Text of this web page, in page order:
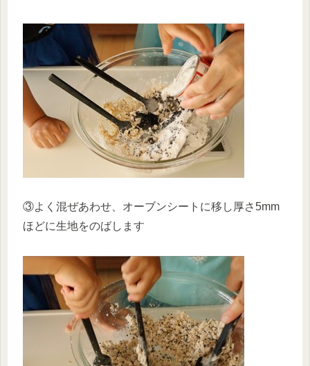
③よく混ぜあわせ、オーブンシートに移し厚さ5mm
ほどに生地をのばします